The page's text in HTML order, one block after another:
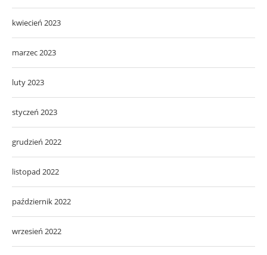
kwiecień 2023
marzec 2023
luty 2023
styczeń 2023
grudzień 2022
listopad 2022
październik 2022
wrzesień 2022